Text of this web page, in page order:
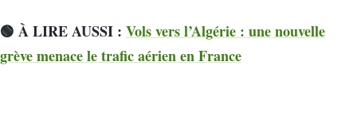
🟢 À LIRE AUSSI : Vols vers l’Algérie : une nouvelle
grève menace le trafic aérien en France